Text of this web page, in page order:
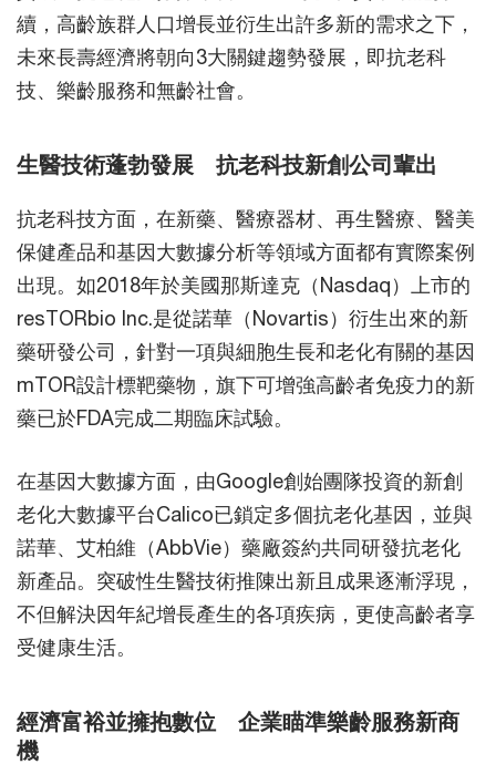
續，高齡族群人口增長並衍生出許多新的需求之下，
未來長壽經濟將朝向3大關鍵趨勢發展，即抗老科
技、樂齡服務和無齡社會。
生醫技術蓬勃發展 抗老科技新創公司輩出
抗老科技方面，在新藥、醫療器材、再生醫療、醫美
保健產品和基因大數據分析等領域方面都有實際案例
出現。如2018年於美國那斯達克（Nasdaq）上市的
resTORbio Inc.是從諾華（Novartis）衍生出來的新
藥研發公司，針對一項與細胞生長和老化有關的基因
mTOR設計標靶藥物，旗下可增強高齡者免疫力的新
藥已於FDA完成二期臨床試驗。
在基因大數據方面，由Google創始團隊投資的新創
老化大數據平台Calico已鎖定多個抗老化基因，並與
諾華、艾柏維（AbbVie）藥廠簽約共同研發抗老化
新產品。突破性生醫技術推陳出新且成果逐漸浮現，
不但解決因年紀增長產生的各項疾病，更使高齡者享
受健康生活。
經濟富裕並擁抱數位 企業瞄準樂齡服務新商
機